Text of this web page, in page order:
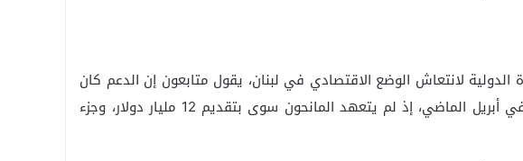
لانتعاش الوضع الاقتصادي في لبنان، يقول متابعون إن الدعم كان
مخيبا في المؤتمر الذي أقيم بباريس في أبريل الماضي، إذ لم يتعهد المانحون سوى بتقديم 12 مليار دولار، وجزء